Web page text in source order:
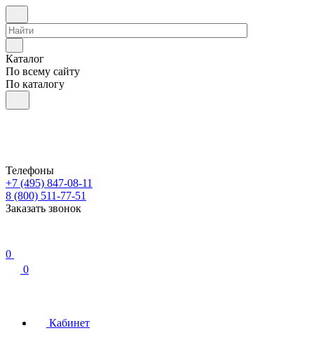
Каталог
По всему сайту
По каталогу
Телефоны
+7 (495) 847-08-11
8 (800) 511-77-51
Заказать звонок
0
0
Кабинет